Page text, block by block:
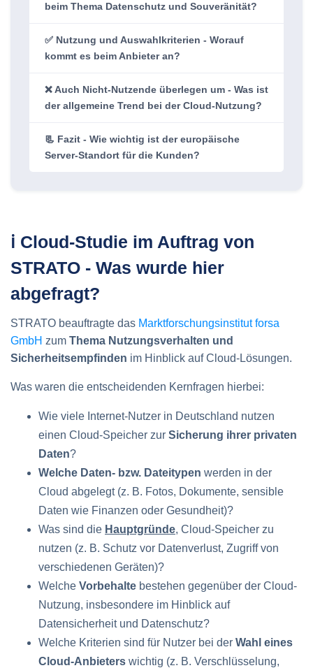
ℹ️ Cloud-Studie im Auftrag von
STRATO - Was wurde hier
abgefragt?
STRATO beauftragte das Marktforschungsinstitut forsa
GmbH zum Thema Nutzungsverhalten und
Sicherheitsempfinden im Hinblick auf Cloud-Lösungen.
Was waren die entscheidenden Kernfragen hierbei:
Wie viele Internet-Nutzer in Deutschland nutzen
einen Cloud-Speicher zur Sicherung ihrer privaten
Daten?
Welche Daten- bzw. Dateitypen werden in der
Cloud abgelegt (z. B. Fotos, Dokumente, sensible
Daten wie Finanzen oder Gesundheit)?
Was sind die Hauptgründe, Cloud-Speicher zu
nutzen (z. B. Schutz vor Datenverlust, Zugriff von
verschiedenen Geräten)?
Welche Vorbehalte bestehen gegenüber der Cloud-
Nutzung, insbesondere im Hinblick auf
Datensicherheit und Datenschutz?
Welche Kriterien sind für Nutzer bei der Wahl eines
Cloud-Anbieters wichtig (z. B. Verschlüsselung,
beim Thema Datenschutz und Souveränität?
✅ Nutzung und Auswahl­kriterien - Worauf
kommt es beim Anbieter an?
❌ Auch Nicht‑Nutzende überlegen um - Was ist
der allgemeine Trend bei der Cloud-Nutzung?
📃 Fazit - Wie wichtig ist der europäische
Server-Standort für die Kunden?